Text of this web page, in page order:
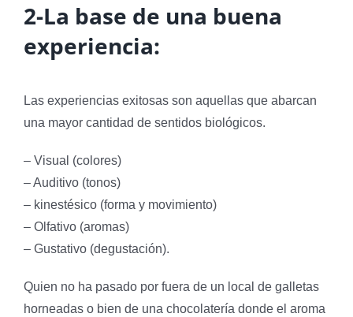
2-La base de una buena
experiencia:
Las experiencias exitosas son aquellas que abarcan
una mayor cantidad de sentidos biológicos.
– Visual (colores)
– Auditivo (tonos)
– kinestésico (forma y movimiento)
– Olfativo (aromas)
– Gustativo (degustación).
Quien no ha pasado por fuera de un local de galletas
horneadas o bien de una chocolatería donde el aroma